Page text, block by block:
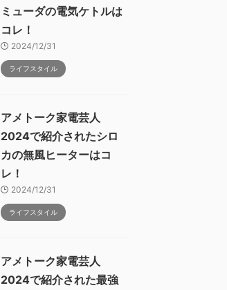
ミューダの電気ケトルは
コレ！
2024/12/31
ライフスタイル
アメトーク家電芸人
2024で紹介されたシロ
カの無風ヒーターはコ
レ！
2024/12/31
ライフスタイル
アメトーク家電芸人
2024で紹介された最強